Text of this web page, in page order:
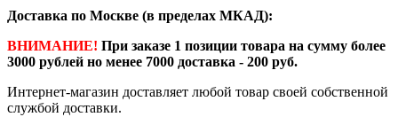
Доставка по Москве (в пределах МКАД):
ВНИМАНИЕ! При заказе 1 позиции товара на сумму более
3000 рублей но менее 7000 доставка - 200 руб.
Интернет-магазин доставляет любой товар своей собственной
службой доставки.